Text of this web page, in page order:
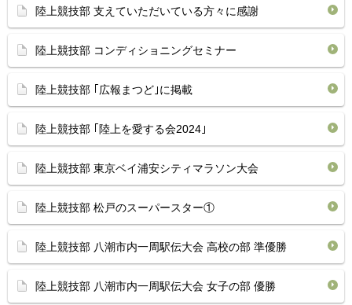
陸上競技部 支えていただいている方々に感謝
陸上競技部 コンディショニングセミナー
陸上競技部 ｢広報まつど｣に掲載
陸上競技部 ｢陸上を愛する会2024｣
陸上競技部 東京ベイ浦安シティマラソン大会
陸上競技部 松戸のスーパースター①
陸上競技部 八潮市内一周駅伝大会 高校の部 準優勝
陸上競技部 八潮市内一周駅伝大会 女子の部 優勝